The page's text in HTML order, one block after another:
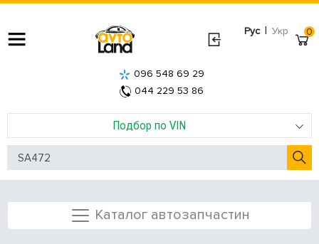
Рус | Укр
Подбор по VIN
096 548 69 29
044 229 53 86
0
Каталог автозапчастин